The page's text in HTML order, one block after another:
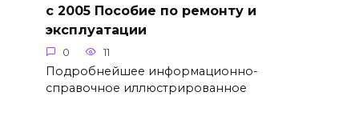
с 2005 Пособие по ремонту и
эксплуатации
0 11
Подробнейшее информационно-
справочное иллюстрированное